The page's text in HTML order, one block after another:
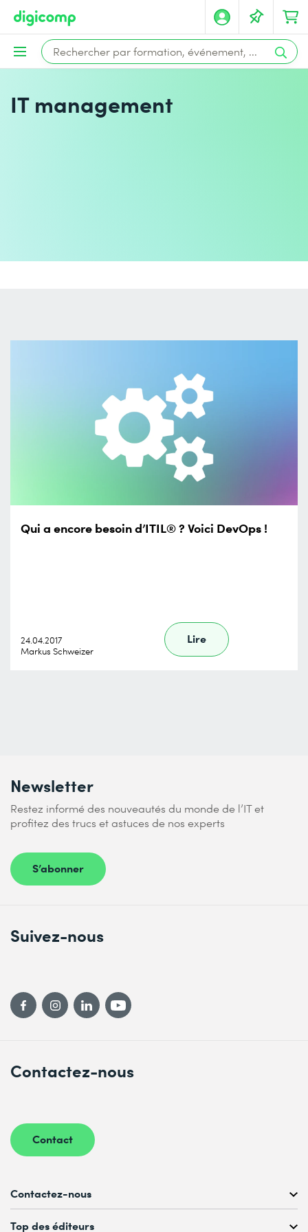
IT management
Qui a encore besoin d’ITIL® ? Voici DevOps !
24.04.2017
Markus Schweizer
Lire
Newsletter
Restez informé des nouveautés du monde de l’IT et
profitez des trucs et astuces de nos experts
S’abonner
Contactez-nous
Contact
Suivez-nous
Contactez-nous
Conseil personnalisé au
Top des éditeurs